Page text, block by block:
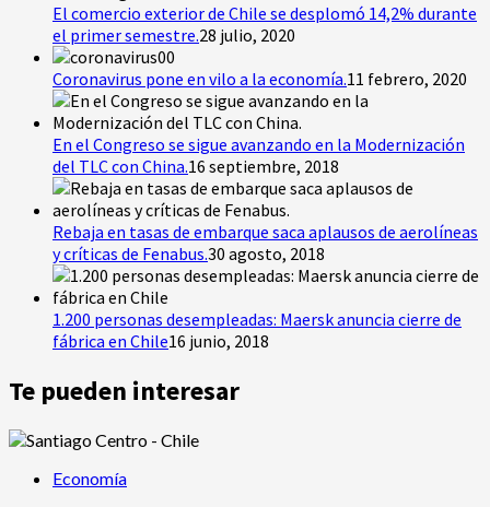
El comercio exterior de Chile se desplomó 14,2% durante
el primer semestre.28 julio, 2020
Coronavirus pone en vilo a la economía.11 febrero, 2020
En el Congreso se sigue avanzando en la Modernización
del TLC con China.16 septiembre, 2018
Rebaja en tasas de embarque saca aplausos de aerolíneas
y críticas de Fenabus.30 agosto, 2018
1.200 personas desempleadas: Maersk anuncia cierre de
fábrica en Chile16 junio, 2018
Te pueden interesar
Economía